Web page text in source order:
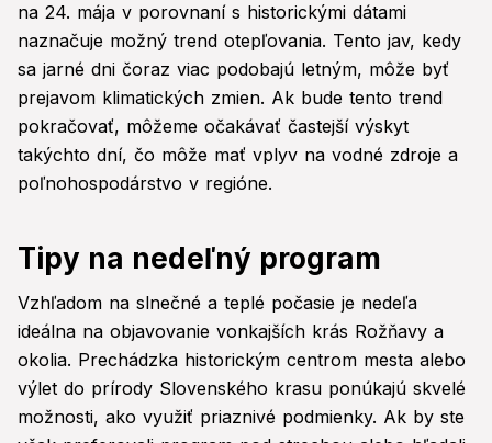
na 24. mája v porovnaní s historickými dátami
naznačuje možný trend otepľovania. Tento jav, kedy
sa jarné dni čoraz viac podobajú letným, môže byť
prejavom klimatických zmien. Ak bude tento trend
pokračovať, môžeme očakávať častejší výskyt
takýchto dní, čo môže mať vplyv na vodné zdroje a
poľnohospodárstvo v regióne.
Tipy na nedeľný program
Vzhľadom na slnečné a teplé počasie je nedeľa
ideálna na objavovanie vonkajších krás Rožňavy a
okolia. Prechádzka historickým centrom mesta alebo
výlet do prírody Slovenského krasu ponúkajú skvelé
možnosti, ako využiť priaznivé podmienky. Ak by ste